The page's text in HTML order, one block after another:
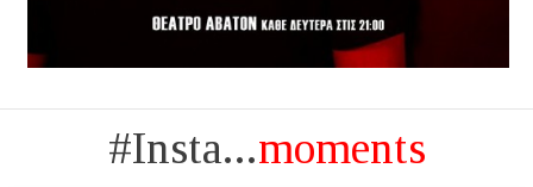
#Insta...moments